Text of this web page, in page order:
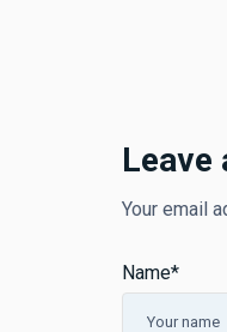
Leave
Your email
Name*